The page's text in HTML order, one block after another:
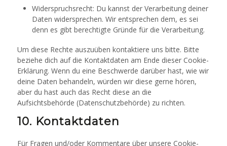
Widerspruchsrecht: Du kannst der Verarbeitung deiner
Daten widersprechen. Wir entsprechen dem, es sei
denn es gibt berechtigte Gründe für die Verarbeitung.
Um diese Rechte auszuüben kontaktiere uns bitte. Bitte
beziehe dich auf die Kontaktdaten am Ende dieser Cookie-
Erklärung. Wenn du eine Beschwerde darüber hast, wie wir
deine Daten behandeln, würden wir diese gerne hören,
aber du hast auch das Recht diese an die
Aufsichtsbehörde (Datenschutzbehörde) zu richten.
10. Kontaktdaten
Für Fragen und/oder Kommentare über unsere Cookie-